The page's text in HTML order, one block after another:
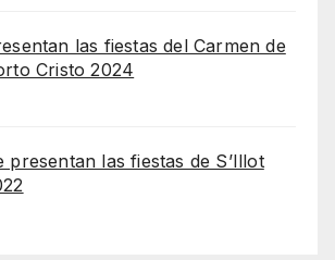
las fiestas del Carmen de
Cristo 2024
presentan las fiestas de S’Illot